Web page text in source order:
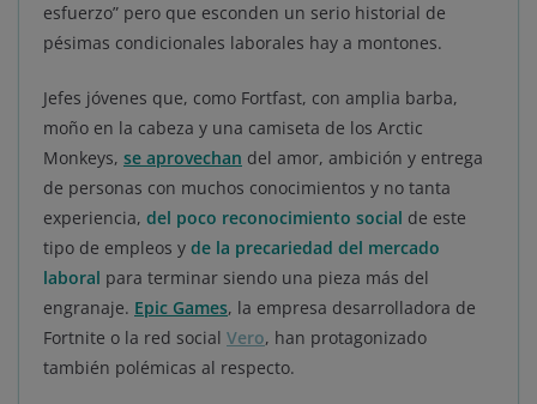
esfuerzo” pero que esconden un serio historial de
pésimas condicionales laborales hay a montones.
Jefes jóvenes que, como Fortfast, con amplia barba,
moño en la cabeza y una camiseta de los Arctic
Monkeys, se aprovechan del amor, ambición y entrega
de personas con muchos conocimientos y no tanta
experiencia, del poco reconocimiento social de este
tipo de empleos y de la precariedad del mercado
laboral para terminar siendo una pieza más del
engranaje. Epic Games, la empresa desarrolladora de
Fortnite o la red social Vero, han protagonizado
también polémicas al respecto.